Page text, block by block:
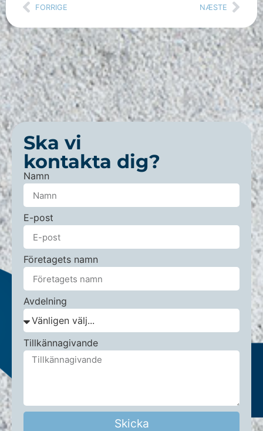
FORRIGE NÆSTE
Ska vi
kontakta dig?
Namn
E-post
Företagets namn
Avdelning
Tillkännagivande
Skicka